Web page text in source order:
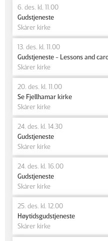
6. des. kl. 11.00
Gudstjeneste
Skårer kirke
13. des. kl. 11.00
Gudstjeneste - Lessons and
Skårer kirke
20. des. kl. 11.00
Se Fjellhamar kirke
Skårer kirke
24. des. kl. 14.30
Gudstjeneste
Skårer kirke
24. des. kl. 16.00
Gudstjeneste
Skårer kirke
25. des. kl. 12.00
Høytidsgudstjeneste
Skårer kirke